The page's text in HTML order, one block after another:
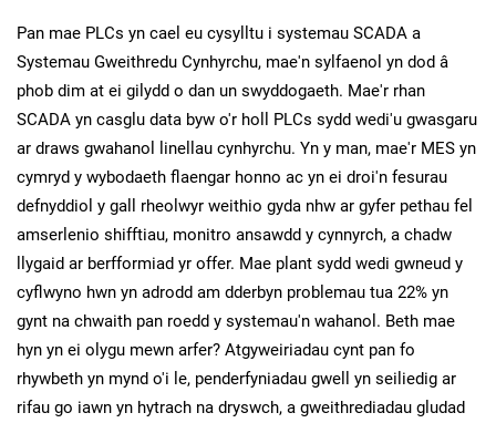
Pan mae PLCs yn cael eu cysylltu i systemau SCADA a
Systemau Gweithredu Cynhyrchu, mae'n sylfaenol yn dod â
phob dim at ei gilydd o dan un swyddogaeth. Mae'r rhan
SCADA yn casglu data byw o'r holl PLCs sydd wedi'u gwasgaru
ar draws gwahanol linellau cynhyrchu. Yn y man, mae'r MES yn
cymryd y wybodaeth flaengar honno ac yn ei droi'n fesurau
defnyddiol y gall rheolwyr weithio gyda nhw ar gyfer pethau fel
amserlenio shifftiau, monitro ansawdd y cynnyrch, a chadw
llygaid ar berfformiad yr offer. Mae plant sydd wedi gwneud y
cyflwyno hwn yn adrodd am dderbyn problemau tua 22% yn
gynt na chwaith pan roedd y systemau'n wahanol. Beth mae
hyn yn ei olygu mewn arfer? Atgyweiriadau cynt pan fo
rhywbeth yn mynd o'i le, penderfyniadau gwell yn seiliedig ar
rifau go iawn yn hytrach na dryswch, a gweithrediadau gludad